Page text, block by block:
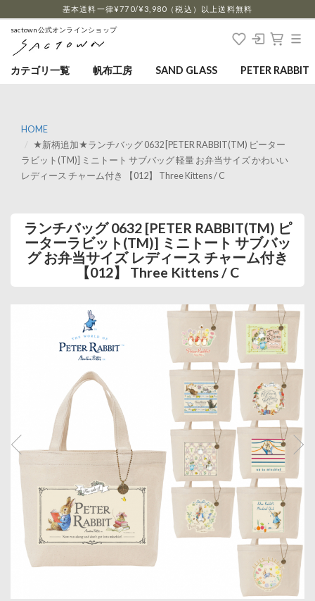
基本送料一律¥770/¥3,980（税込）以上送料無料
sactown公式オンラインショップ
カテゴリ一覧 帆布工房 SAND GLASS PETER RABBIT
HOME
★新柄追加★ランチバッグ 0632 [PETER RABBIT(TM) ピーター
ラビット(TM)] ミニトート サブバッグ 軽量 お弁当サイズ かわいい
レディース チャーム付き 【012】 Three Kittens / C
ランチバッグ 0632 [PETER RABBIT(TM) ピ
ーターラビット(TM)] ミニトート サブバッ
グ お弁当サイズ レディース チャーム付き
【012】 Three Kittens / C